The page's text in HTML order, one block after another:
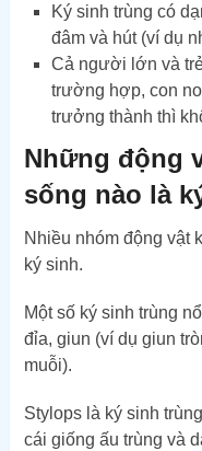
Ký sinh trùng có
đâm và hút (ví dụ
Cả người lớn và
trường hợp, con
trưởng thành thì
Những động
sống nào là
Nhiều nhóm động vật
ký sinh.
Một số ký sinh trùng
đỉa, giun (ví dụ giun
muỗi).
Stylops là ký sinh
cái giống ấu trùng và